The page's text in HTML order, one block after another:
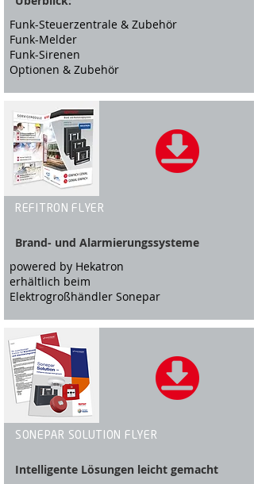
Funk-Steuerzentrale & Zubehör
Funk-Melder
Funk-Sirenen
Optionen & Zubehör
REFITRON FLYER
Brand- und Alarmierungssysteme
powered by Hekatron
erhältlich beim
Elektrogroßhändler Sonepar
SONEPAR SOLUTION FLYER
Intelligente Lösungen leicht gemacht